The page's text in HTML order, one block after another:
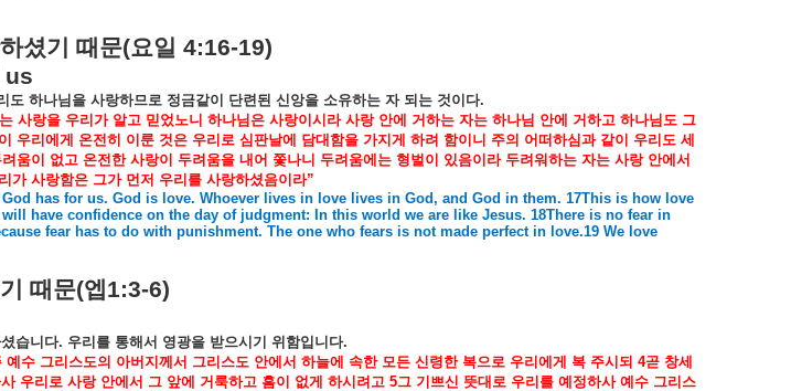
셨기 때문(요일 4:16-19)
us
도 하나님을 사랑하므로 정금같이 단련된 신앙을 소유하는 자 되는 것이다.
사랑을 우리가 알고 믿었노니 하나님은 사랑이시라 사랑 안에 거하는 자는 하나님 안에 거하고 하나님도 그
우리에게 온전히 이룬 것은 우리로 심판날에 담대함을 가지게 하려 함이니 주의 어떠하심과 같이 우리도 세
움이 없고 온전한 사랑이 두려움을 내어 쫓나니 두려움에는 형벌이 있음이라 두려워하는 자는 사랑 안에서
가 사랑함은 그가 먼저 우리를 사랑하셨음이라”
has for us. God is love. Whoever lives in love lives in God, and God in them. 17This is how love
have confidence on the day of judgment: In this world we are like Jesus. 18There is no fear in
fear has to do with punishment. The one who fears is not made perfect in love.19 We love
때문(엡1:3-6)
습니다. 우리를 통해서 영광을 받으시기 위함입니다.
예수 그리스도의 아버지께서 그리스도 안에서 하늘에 속한 모든 신령한 복으로 우리에게 복 주시되 4곧 창세
우리로 사랑 안에서 그 앞에 거룩하고 흠이 없게 하시려고 5그 기쁘신 뜻대로 우리를 예정하사 예수 그리스